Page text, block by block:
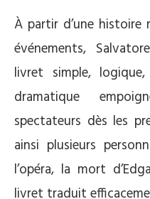
À partir d’une histoire
événements,
livret simple,
dramatique
spectateurs dès les
ainsi plusieurs
l’opéra, la mort
livret traduit